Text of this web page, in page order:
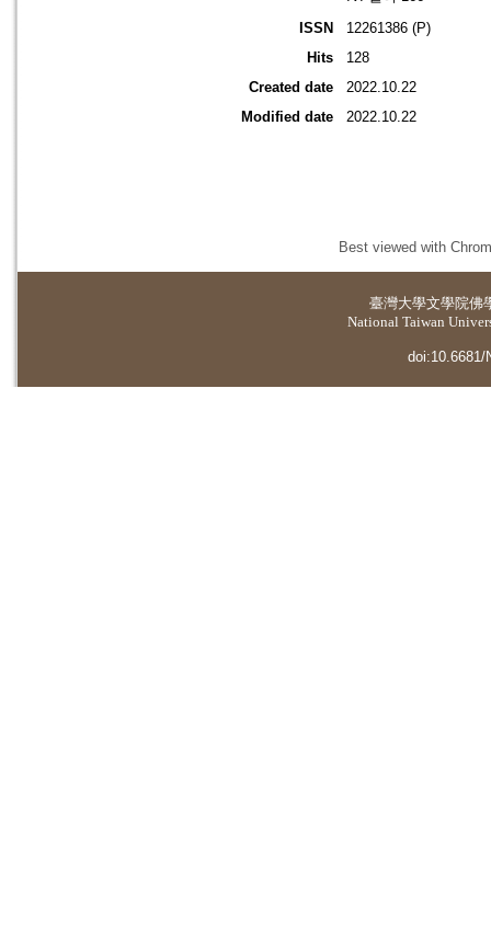
ISSN
12261386 (P)
Hits
128
Created date
2022.10.22
Modified date
2022.10.22
Best viewed with
臺灣大學文學院佛
National Taiwan
doi:10.6681/